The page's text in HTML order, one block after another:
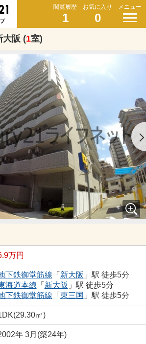
閲覧履歴
1
お気に入り
0
メニュー
大阪 (1室)
万円
下鉄御堂筋線 「 新大阪 」駅 徒歩5分
海道本線 「 新大阪 」駅 徒歩5分
下鉄御堂筋線 「 東三国 」駅 徒歩5分
㎡)
年 3月(築24年)